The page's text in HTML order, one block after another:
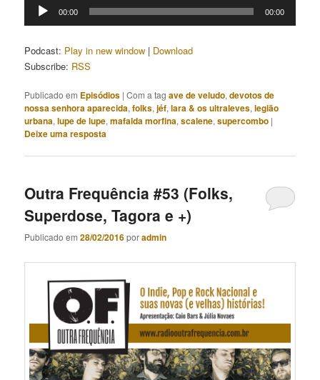
Tocador
00:00 00:00
Podcast: Play in new window | Download
Subscribe: RSS
Publicado em Episódios |Com a tagave de veludo,devotos de
nossa senhora aparecida,folks,jéf,lara & os ultraleves,legião
urbana,lupe de lupe,mafalda morfina,scalene,supercombo |
Deixe uma resposta
Outra Frequência #53 (Folks,
Superdose, Tagora e +)
Publicado em28/02/2016poradmin